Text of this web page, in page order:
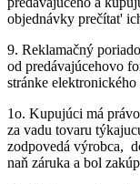
objednávky prečítat'
9. Reklamačný
od predávajúcehovo
stránke
1o. Kupujúci má
za vadu tovaru
zodpovedá výrobca,
naň záruka a bol